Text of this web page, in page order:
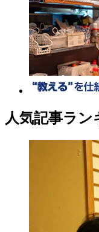
人気記事ラン